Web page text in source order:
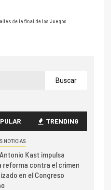
de la final de los Juegos
TRENDING
NOTICIAS
Kast impulsa
reforma contra el crimen
en el Congreso